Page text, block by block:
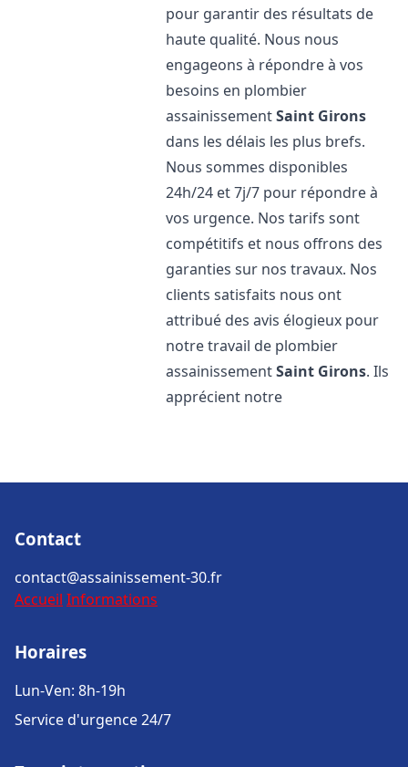
pour garantir des résultats de
haute qualité. Nous nous
engageons à répondre à vos
besoins en plombier
assainissementSaint Girons
dans les délais les plus brefs.
Nous sommes disponibles
24h/24 et 7j/7 pour répondre à
vos urgence. Nos tarifs sont
compétitifs et nous offrons des
garanties sur nos travaux. Nos
clients satisfaits nous ont
attribué des avis élogieux pour
notre travail de plombier
assainissementSaint Girons. Ils
apprécient notre
Contact
contact@assainissement-30.fr
Accueil Informations
Horaires
Lun-Ven: 8h-19h
Service d'urgence 24/7